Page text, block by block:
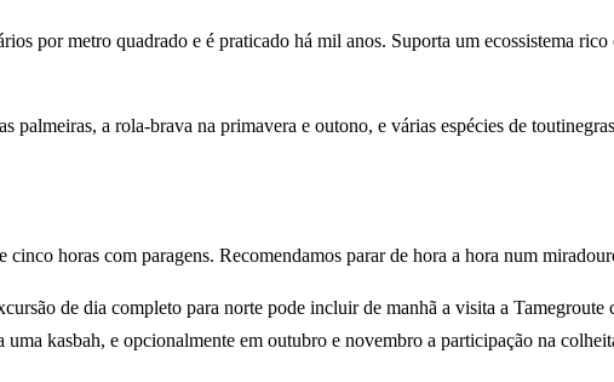
por metro quadrado e é praticado há mil anos. Suporta um ecossistema
a rola-brava na primavera e outono, e várias espécies de
horas com paragens. Recomendamos parar de hora a hora num
de dia completo para norte pode incluir de manhã a visita a
kasbah, e opcionalmente em outubro e novembro a participação na